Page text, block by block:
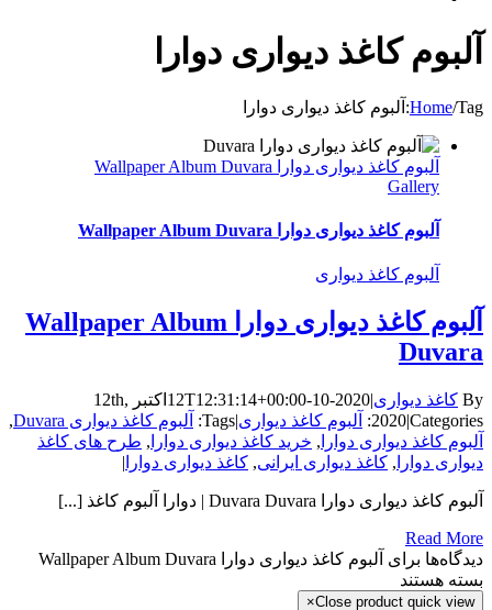
آلبوم کاغذ دیواری دوارا
Home/Tag: آلبوم کاغذ دیواری دوارا
آلبوم کاغذ دیواری دوارا Wallpaper Album Duvara
Gallery
آلبوم کاغذ دیواری دوارا Wallpaper Album Duvara
آلبوم کاغذ دیواری
آلبوم کاغذ دیواری دوارا Wallpaper Album
Duvara
By کاغذ دیواری|
2020-10-12T12:31:14+00:00
اکتبر 12th,
2020|Categories: آلبوم کاغذ دیواری|
Tags: آلبوم کاغذ دیواری Duvara
,
آلبوم کاغذ دیواری دوارا , خرید کاغذ دیواری دوارا , طرح های کاغذ
دیواری دوارا , کاغذ دیواری ایرانی, کاغذ دیواری دوارا |
آلبوم کاغذ دیواری دوارا Duvara Duvara | دوارا آلبوم کاغذ [...]
Read More
دیدگاه‌ها برای آلبوم کاغذ دیواری دوارا Wallpaper Album Duvara
بسته هستند
Close product quick view
×